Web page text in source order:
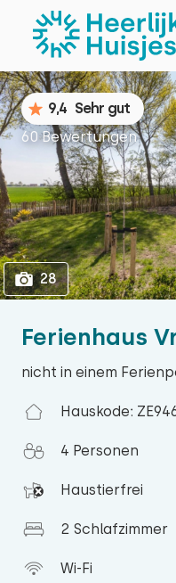
Ferienhaus
nicht in einem
Hauskode:
4 Personen
Haustierfrei
2 Schlafzimmer
Wi-Fi
9,4 Sehr gut
60 Bewertungen
28